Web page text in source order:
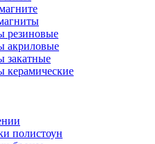
резиновые
акриловые
закатные
керамические
полистоун